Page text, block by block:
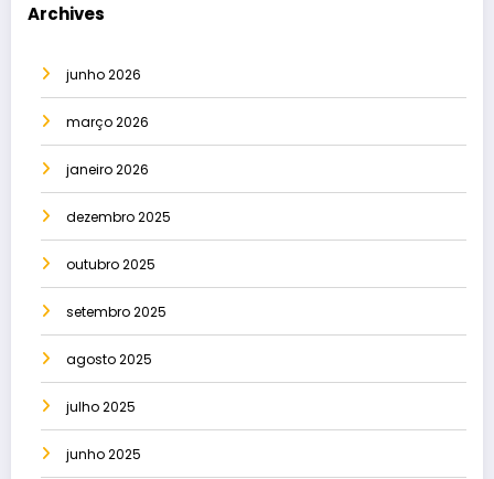
Archives
junho 2026
março 2026
janeiro 2026
dezembro 2025
outubro 2025
setembro 2025
agosto 2025
julho 2025
junho 2025